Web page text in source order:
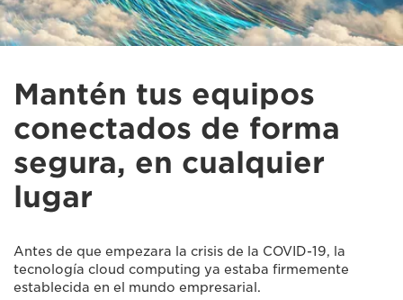
Mantén tus equipos
conectados de forma
segura, en cualquier
lugar
Antes de que empezara la crisis de la COVID-19, la
tecnología cloud computing ya estaba firmemente
establecida en el mundo empresarial.